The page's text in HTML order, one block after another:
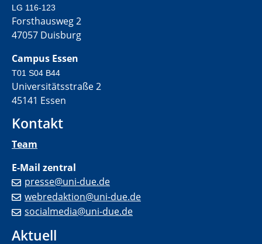
LG 116-123
Forsthausweg 2
47057 Duisburg
Campus Essen
T01 S04 B44
Universitätsstraße 2
45141 Essen
Kontakt
Team
E-Mail zentral
presse@uni-due.de
webredaktion@uni-due.de
socialmedia@uni-due.de
Aktuell